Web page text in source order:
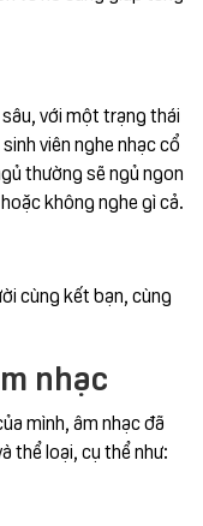
với một trạng thái
viên nghe nhạc cổ
thường sẽ ngủ ngon
không nghe gì cả.
cùng kết bạn, cùng
nhạc
mình, âm nhạc đã
thể loại, cụ thể như: